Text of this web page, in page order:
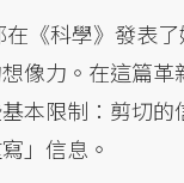
《科學》發表
像力。在這篇
本限制：剪切
」信息。